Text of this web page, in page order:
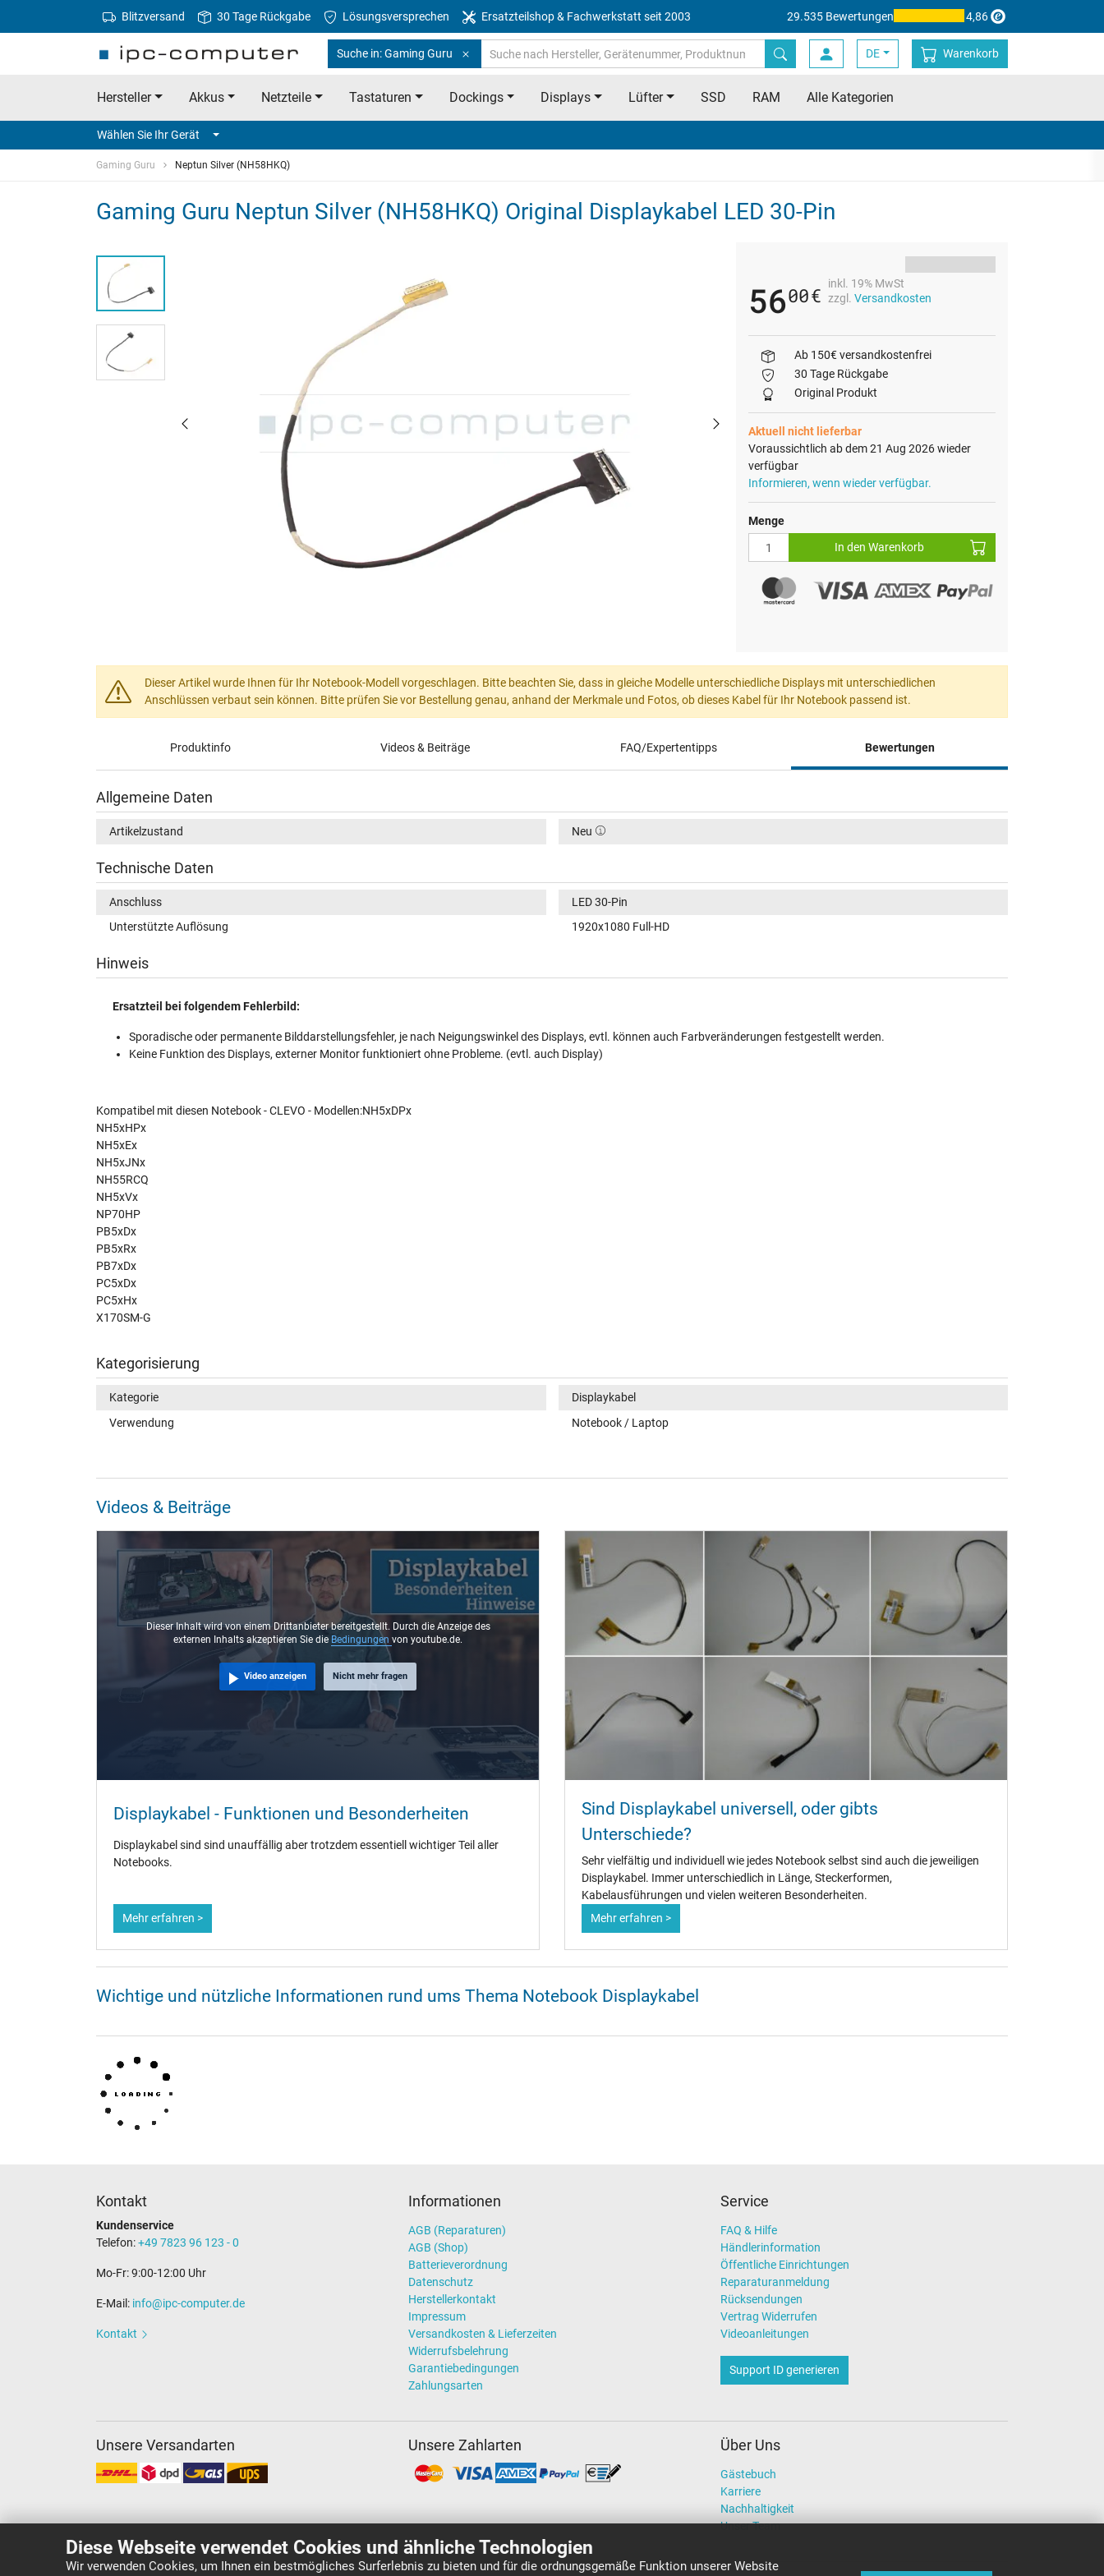
Diese Webseite verwendet Cookies und ähnliche Technologien
Wir verwenden Cookies, um Ihnen ein bestmögliches Surferlebnis zu bieten und für die ordnungsgemäße Funktion unserer Website
Blitzversand 30 Tage Rückgabe Lösungsversprechen Ersatzteilshop & Fachwerkstatt seit 2003 29.535 Bewertungen 4,86
Suche in: Gaming Guru DE Warenkorb
Hersteller Akkus Netzteile Tastaturen Dockings Displays Lüfter SSD RAM Alle Kategorien
Wählen Sie Ihr Gerät
Gaming Guru Neptun Silver (NH58HKQ)
Gaming Guru Neptun Silver (NH58HKQ) Original Displaykabel LED 30-Pin
5600€
inkl. 19% MwSt
zzgl. Versandkosten
Ab 150€ versandkostenfrei
30 Tage Rückgabe
Original Produkt
Aktuell nicht lieferbar
Voraussichtlich ab dem 21 Aug 2026 wieder
verfügbar
Informieren, wenn wieder verfügbar.
Menge
In den Warenkorb
Dieser Artikel wurde Ihnen für Ihr Notebook-Modell vorgeschlagen. Bitte beachten Sie, dass in gleiche Modelle unterschiedliche Displays mit unterschiedlichen
Anschlüssen verbaut sein können. Bitte prüfen Sie vor Bestellung genau, anhand der Merkmale und Fotos, ob dieses Kabel für Ihr Notebook passend ist.
Produktinfo Videos & Beiträge FAQ/Expertentipps Bewertungen
Allgemeine Daten
Artikelzustand Neu
Technische Daten
Anschluss
LED 30-Pin
Unterstützte Auflösung
1920x1080 Full-HD
Hinweis
Ersatzteil bei folgendem Fehlerbild:
Sporadische oder permanente Bilddarstellungsfehler, je nach Neigungswinkel des Displays, evtl. können auch Farbveränderungen festgestellt werden.
Keine Funktion des Displays, externer Monitor funktioniert ohne Probleme. (evtl. auch Display)
Kompatibel mit diesen Notebook - CLEVO - Modellen:NH5xDPx
NH5xHPx
NH5xEx
NH5xJNx
NH55RCQ
NH5xVx
NP70HP
PB5xDx
PB5xRx
PB7xDx
PC5xDx
PC5xHx
X170SM-G
Kategorisierung
Kategorie
Displaykabel
Verwendung
Notebook / Laptop
Videos & Beiträge
Dieser Inhalt wird von einem Drittanbieter bereitgestellt. Durch die Anzeige des
externen Inhalts akzeptieren Sie die Bedingungen von youtube.de.
Video anzeigen Nicht mehr fragen
Displaykabel - Funktionen und Besonderheiten
Displaykabel sind sind unauffällig aber trotzdem essentiell wichtiger Teil aller
Notebooks.
Mehr erfahren >
Sind Displaykabel universell, oder gibts
Unterschiede?
Sehr vielfältig und individuell wie jedes Notebook selbst sind auch die jeweiligen
Displaykabel. Immer unterschiedlich in Länge, Steckerformen,
Kabelausführungen und vielen weiteren Besonderheiten.
Mehr erfahren >
Wichtige und nützliche Informationen rund ums Thema Notebook Displaykabel
Kontakt
Kundenservice
Telefon:+49 7823 96 123 - 0
Mo-Fr: 9:00-12:00 Uhr
E-Mail: info@ipc-computer.de
Kontakt
Informationen
AGB (Reparaturen)
AGB (Shop)
Batterieverordnung
Datenschutz
Herstellerkontakt
Impressum
Versandkosten & Lieferzeiten
Widerrufsbelehrung
Garantiebedingungen
Zahlungsarten
Service
FAQ & Hilfe
Händlerinformation
Öffentliche Einrichtungen
Reparaturanmeldung
Rücksendungen
Vertrag Widerrufen
Videoanleitungen
Support ID generieren
Über Uns
Gästebuch
Karriere
Nachhaltigkeit
Unser Team
Unsere Versandarten Unsere Zahlarten